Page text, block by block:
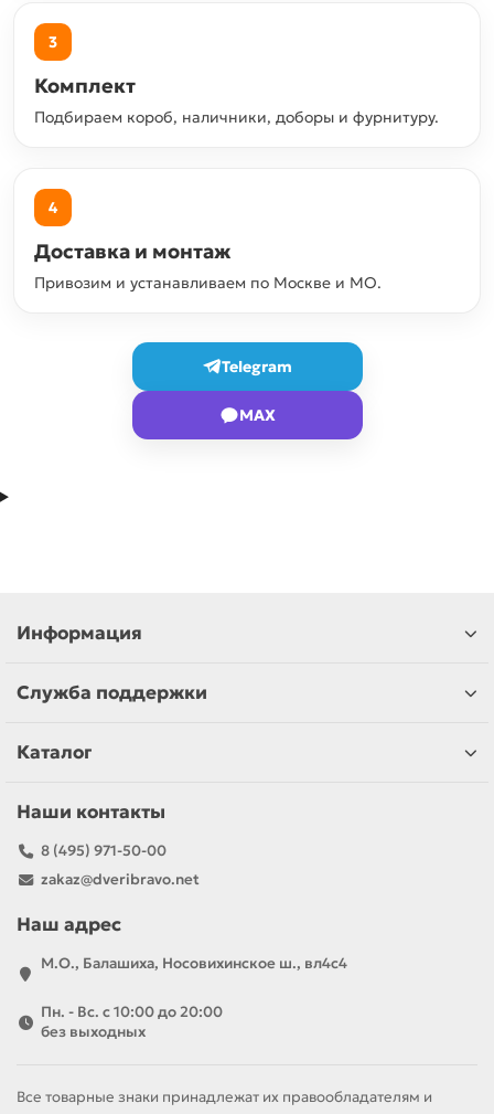
3
Комплект
Подбираем короб, наличники, доборы и фурнитуру.
4
Доставка и монтаж
Привозим и устанавливаем по Москве и МО.
Telegram
MAX
Информация
Служба поддержки
Каталог
Наши контакты
8 (495) 971-50-00
zakaz@dveribravo.net
Наш адрес
М.О., Балашиха, Носовихинское ш., вл4с4
Пн. - Вс. с 10:00 до 20:00
без выходных
Все товарные знаки принадлежат их правообладателям и